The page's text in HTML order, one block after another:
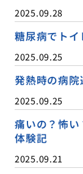
2025.09.28
糖尿病でト
2025.09.25
発熱時の病
2025.09.25
痛いの？怖
体験記
2025.09.21